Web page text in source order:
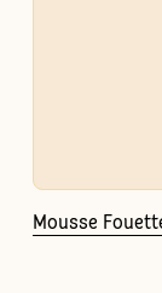
Mousse